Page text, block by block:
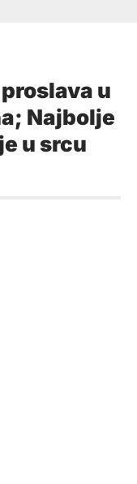
u
Najbolje
u srcu